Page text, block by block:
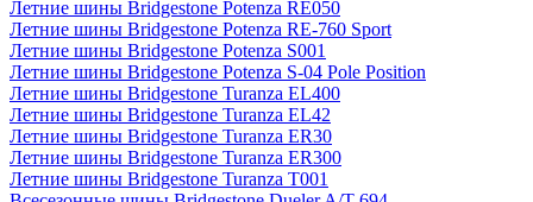
Летние шины Bridgestone Potenza RE050
Летние шины Bridgestone Potenza RE-760 Sport
Летние шины Bridgestone Potenza S001
Летние шины Bridgestone Potenza S-04 Pole Position
Летние шины Bridgestone Turanza EL400
Летние шины Bridgestone Turanza EL42
Летние шины Bridgestone Turanza ER30
Летние шины Bridgestone Turanza ER300
Летние шины Bridgestone Turanza T001